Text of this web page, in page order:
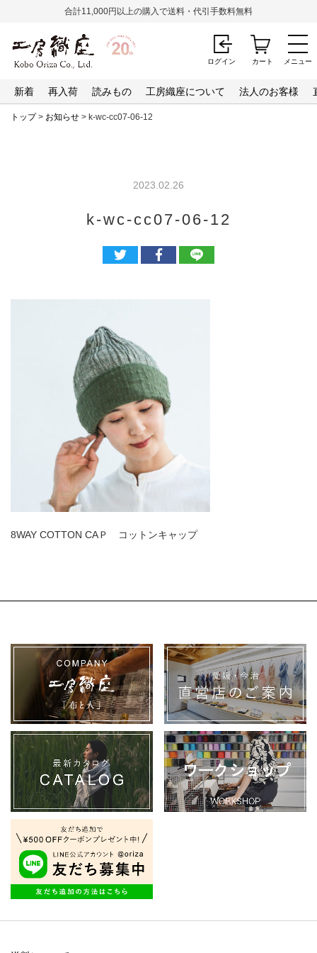
メニュー
合計11,000円以上の購入で送料・代引手数料無料
新着 再入荷 読みもの 工房織座について 法人のお客様
ログイン カート
トップ> お知らせ > k-wc-cc07-06-12
2023.02.26
k-wc-cc07-06-12
8WAY COTTON CAＰ コットンキャップ